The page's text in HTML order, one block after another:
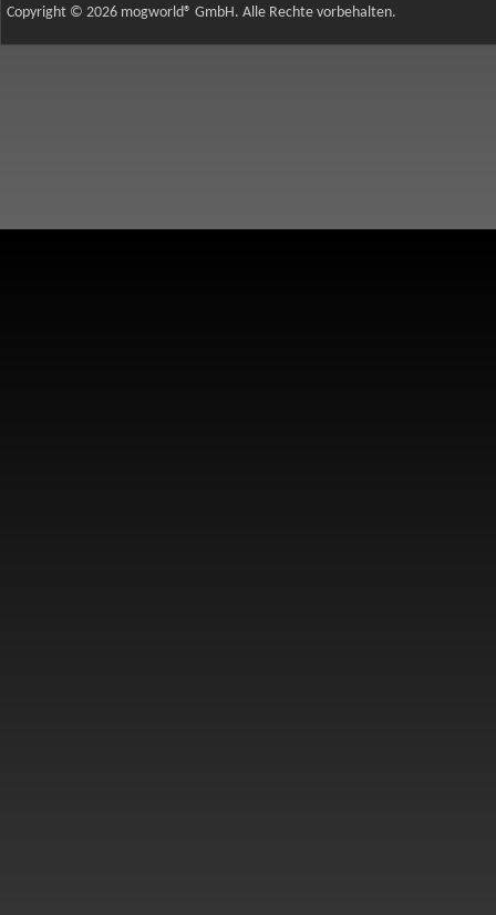
Copyright © 2026 mogworld® GmbH. Alle Rechte vorbehalten.